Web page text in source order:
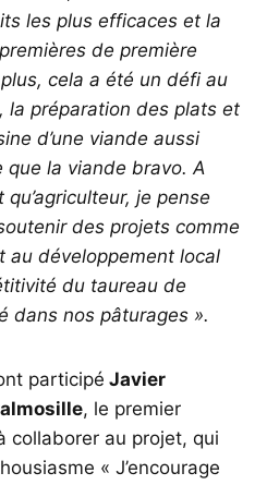
les plus efficaces et la
de première
cela a été un défi au
la préparation des plats et
d’une viande aussi
la viande bravo. A
je pense
des projets comme
au développement local
du taureau de
dans nos pâturages ».
participé Javier
, le premier
collaborer au projet, qui
« J’encourage